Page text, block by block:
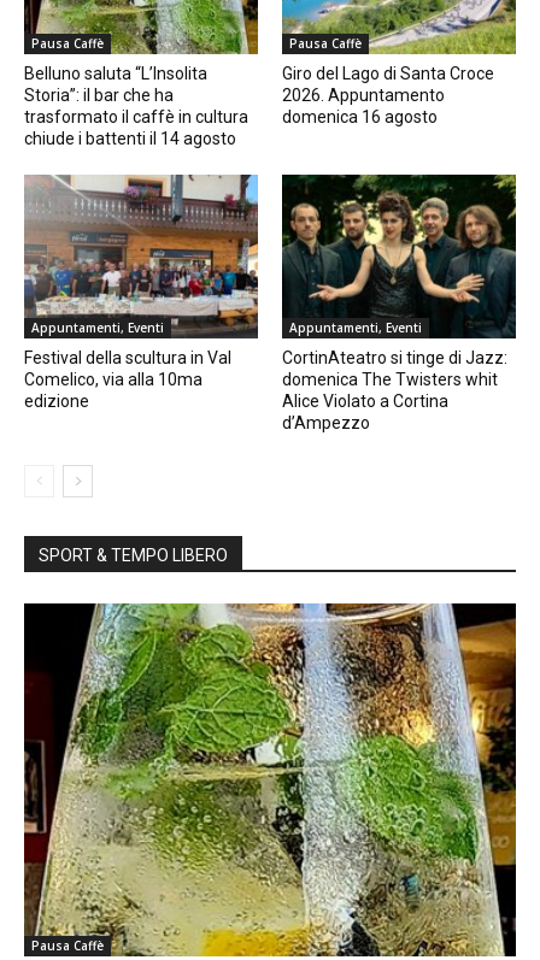
Pausa Caffè
Belluno saluta “L’Insolita
Storia”: il bar che ha
trasformato il caffè in cultura
chiude i battenti il 14 agosto
Pausa Caffè
Giro del Lago di Santa Croce
2026. Appuntamento
domenica 16 agosto
Appuntamenti, Eventi
Festival della scultura in Val
Comelico, via alla 10ma
edizione
Appuntamenti, Eventi
CortinAteatro si tinge di Jazz:
domenica The Twisters whit
Alice Violato a Cortina
d’Ampezzo
SPORT & TEMPO LIBERO
Pausa Caffè